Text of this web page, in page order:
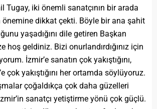
Tugay, iki önemli sanatçının bir arada
önemine dikkat çekti. Böyle bir ana şahit
yaşadığını dile getiren Başkan
hoş geldiniz. Bizi onurlandırdığınız için
İzmir’e sanatın çok yakıştığını,
çok yakıştığını her ortamda söylüyoruz.
çoğaldıkça çok daha güzelleri
sanatçı yetiştirme yönü çok güçlü.